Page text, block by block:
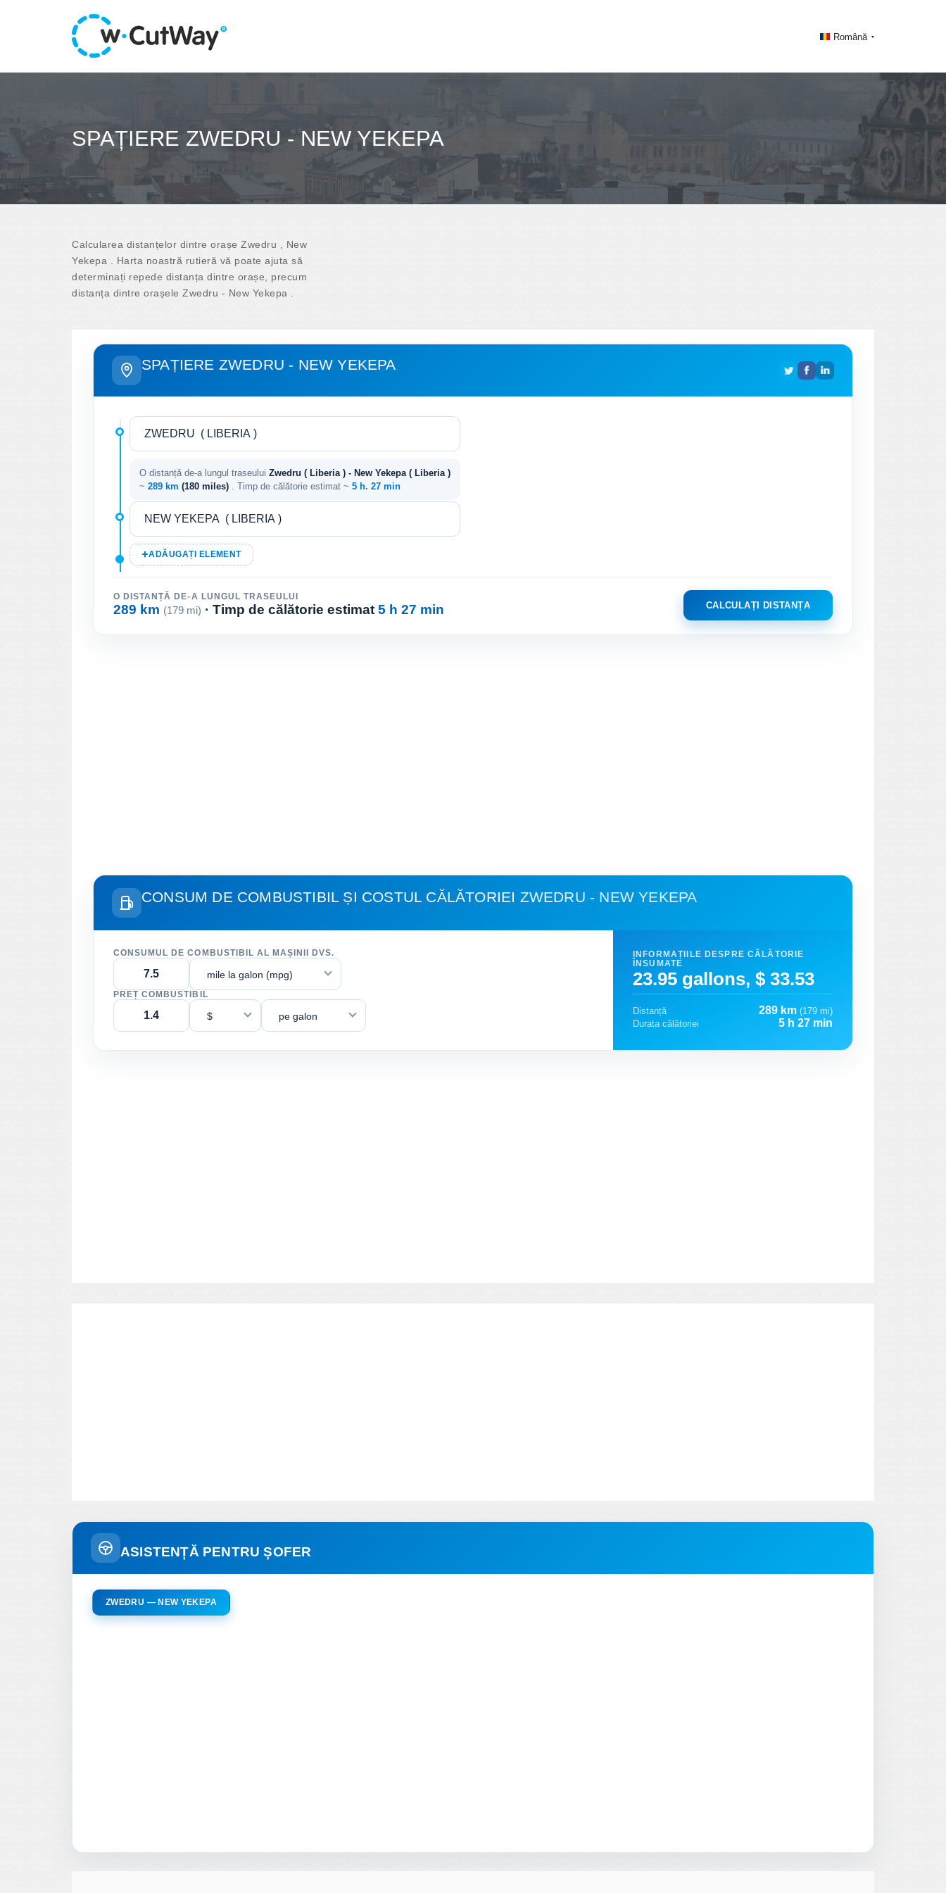
Română
SPAȚIERE ZWEDRU - NEW YEKEPA
Calcularea distanțelor dintre orașe Zwedru , New
Yekepa . Harta noastră rutieră vă poate ajuta să
determinați repede distanța dintre orașe, precum
distanța dintre orașele Zwedru - New Yekepa .
SPAȚIERE ZWEDRU - NEW YEKEPA
O distanță de-a lungul traseului Zwedru ( Liberia ) - New Yekepa ( Liberia )
~ 289 km (180 miles) . Timp de călătorie estimat ~ 5 h. 27 min
ADĂUGAȚI ELEMENT
O DISTANȚĂ DE-A LUNGUL TRASEULUI
289 km (179 mi) · Timp de călătorie estimat 5 h 27 min CALCULAȚI DISTANȚA
CONSUM DE COMBUSTIBIL ȘI COSTUL CĂLĂTORIEI ZWEDRU - NEW YEKEPA
CONSUMUL DE COMBUSTIBIL AL MAȘINII DVS.
mile la galon (mpg)
PREȚ COMBUSTIBIL
$ pe galon
INFORMAȚIILE DESPRE CĂLĂTORIE
ÎNSUMATE
23.95 gallons, $ 33.53
Distanță 289 km (179 mi)
Durata călătoriei
5 h 27 min
ASISTENȚĂ PENTRU ȘOFER
ZWEDRU — NEW YEKEPA